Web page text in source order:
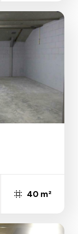
40 m²